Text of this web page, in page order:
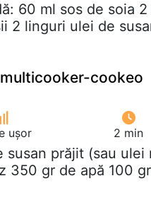
60 ml sos de soia
2 linguri ulei de
cookeo
ușor 2 min
susan prăjit (sau ulei
350 gr de apă 100